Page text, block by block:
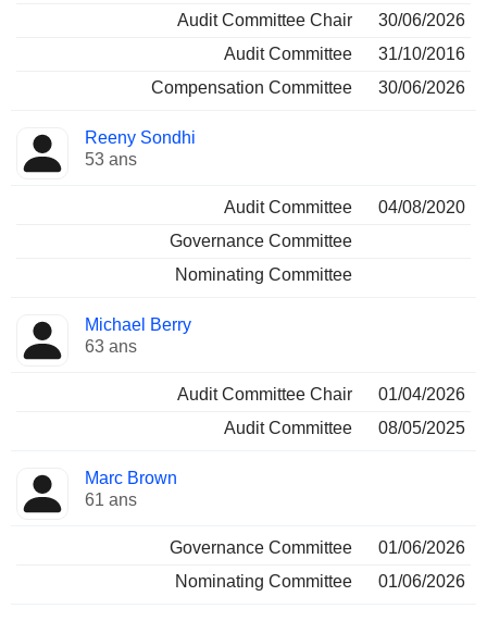
Audit Committee Chair
30/06/2026
Audit Committee
31/10/2016
Compensation Committee
30/06/2026
Reeny Sondhi
53 ans
Audit Committee
04/08/2020
Governance Committee
Nominating Committee
Michael Berry
63 ans
Audit Committee Chair
01/04/2026
Audit Committee
08/05/2025
Marc Brown
61 ans
Governance Committee
01/06/2026
Nominating Committee
01/06/2026